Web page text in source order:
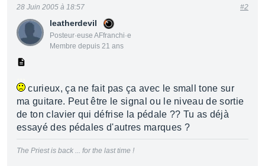
leatherdevil
Posteur·euse AFfranchi·e
Membre depuis 21 ans
28 Juin 2005 à 18:57 #2
curieux, ça ne fait pas ça avec le small tone sur
ma guitare. Peut être le signal ou le niveau de sortie
de ton clavier qui défrise la pédale ?? Tu as déjà
essayé des pédales d'autres marques ?
The Priest is back ... for the last time !